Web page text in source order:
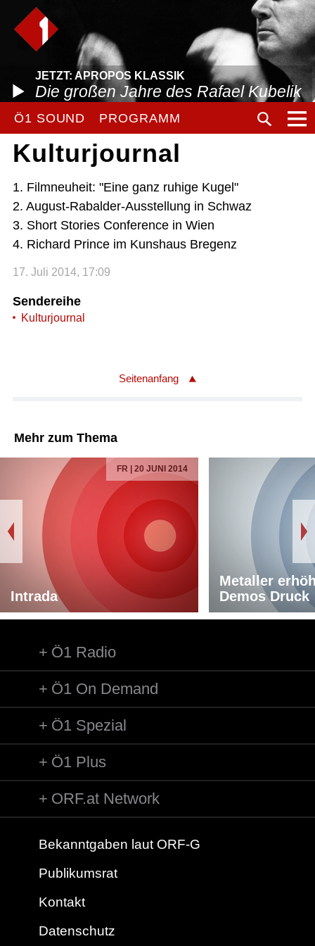
JETZT: APROPOS KLASSIK
Die großen Jahre des Rafael Kubelik
Ö1 SOUND PROGRAMM
Kulturjournal
1. Filmneuheit: "Eine ganz ruhige Kugel"
2. August-Rabalder-Ausstellung in Schwaz
3. Short Stories Conference in Wien
4. Richard Prince im Kunshaus Bregenz
17. Juli 2014, 17:09
Sendereihe
Kulturjournal
Seitenanfang
Mehr zum Thema
FR | 20 JUNI 2014
Intrada
Metaller
Demos Druck
Ö1 Radio
Ö1 On Demand
Ö1 Spezial
Ö1 Plus
ORF.at Network
Bekanntgaben laut ORF-G
Publikumsrat
Kontakt
Datenschutz